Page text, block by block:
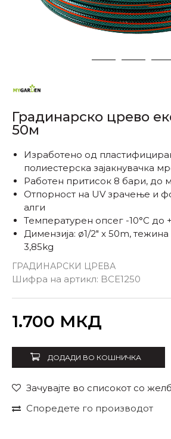
2 3 4
Градинарско црево
50м
ГРАДИНАРСКИ ЦРЕВА
Шифра на артикл: BCE1250
Изработено од
полиестерска зајакнувачка
Работен притисок 8 бари, до
Отпорност на UV зрачење и
алги
Температурен опсег -10°C до
Димензија: ø1/2" x 50m,
3,85kg
1.700 МКД
ДОДАДИ ВО КОШНИЧКА
Зачувајте во списокот со
Споредете го производот